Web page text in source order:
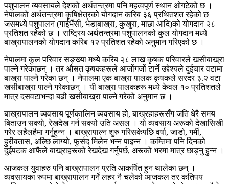
पशुपालन व्यवसायले देशको अर्थतन्त्रमा पनि महत्वपूर्ण स्थान ओगटेको छ ।
नेपालको अर्थतन्त्रमा कृषिक्षेत्रको योगदान करिब ३६ प्रथितशत रहेको छ
जसमध्ये पशुपालन (गाईभैंसी, भेडाबाख्रा, कुखुरा, माछा आदि)को योगदान २८
प्रतिशत रहेको छ । राष्ट्रिय अर्थतन्त्रमा पशुपालनको कुल योगदान मध्ये
बाख्रापालनको योगदान करिब १२ प्रतिशत रहेको अनुमान गरिएको छ ।
नेपालमा कुल परिवार सङ्ख्या मध्ये करिब २८ लाख कृषक परिवारले खसीबाख्रा
पाल्ने गरेकाछन् । तर औसत कृषकहरूले आर्जोगर्जो टार्ने उद्देश्यले दुईचार वटामा
बाख्रा पाल्ने गरेका छन् । नेपालमा एक बाख्रा पालक कृषकले सरदर ३.२ वटा
खसीबाख्रा पाल्ने गरेकाछन् । यी बाख्रा पालकहरू मध्ये केवल १० प्रतिशतले
मात्र दसवटाभन्दा बढी खसीबाख्रा पाल्ने गरेको अनुमान छ ।
बाख्रापालन व्यवसाय पूर्णकालिन व्यवसाय हो, बाख्रहाहरूसँग जति धेरै समय
बिताउन सक्यो, रेखदेख गर्न सक्यो उति असल । यो व्यवसाय अरूको देखासिखी
गरेर लहैलहैमा गर्नुहुन्न । बाख्रापाल्न शुरु गरिसकेपछि वर्षा, जाडो, गर्मी,
हुरीवतास, अल्छि लाग्यो, फुर्सद मिलेन भन्न पाइन्न । कम्तिमा पनि दिनको
दुईपटक आफैले बाख्राहरूको रेखदेख गर्नुपर्छ, अरूको भरमा मात्र छाड्नु हुन्न ।
आजकल युवाहरु पनि बाख्रापालन प्रति आकर्षित हुन थालेका छन् ।
व्यवसायका रुपमा बाख्रापालन गर्ने लहर नै चलेको आजकल तर कतिपय